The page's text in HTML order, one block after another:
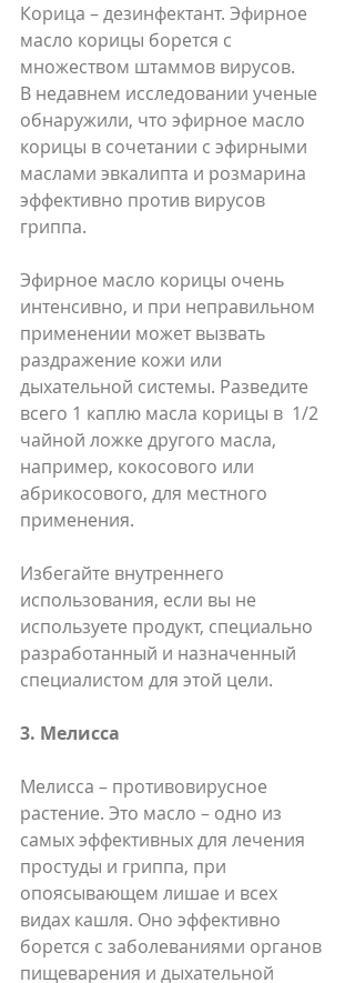
Корица – дезинфектант. Эфирное
масло корицы борется с
множеством штаммов вирусов.
В недавнем исследовании ученые
обнаружили, что эфирное масло
корицы в сочетании с эфирными
маслами эвкалипта и розмарина
эффективно против вирусов
гриппа.
Эфирное масло корицы очень
интенсивно, и при неправильном
применении может вызвать
раздражение кожи или
дыхательной системы. Разведите
всего 1 каплю масла корицы в  1/2
чайной ложке другого масла,
например, кокосового или
абрикосового, для местного
применения.
Избегайте внутреннего
использования, если вы не
используете продукт, специально
разработанный и назначенный
специалистом для этой цели.
3. Мелисса
Мелисса – противовирусное
растение. Это масло – одно из
самых эффективных для лечения
простуды и гриппа, при
опоясывающем лишае и всех
видах кашля. Оно эффективно
борется с заболеваниями органов
пищеварения и дыхательной